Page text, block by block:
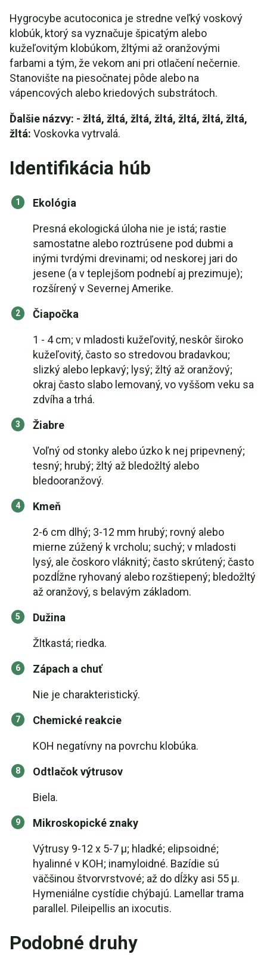
Hygrocybe acutoconica je stredne veľký voskový
klobúk, ktorý sa vyznačuje špicatým alebo
kužeľovitým klobúkom, žltými až oranžovými
farbami a tým, že vekom ani pri otlačení nečernie.
Stanovište na piesočnatej pôde alebo na
vápencových alebo kriedových substrátoch.
Ďalšie názvy: - žltá, žltá, žltá, žltá, žltá, žltá, žltá,
žltá: Voskovka vytrvalá.
Identifikácia húb
Ekológia
Presná ekologická úloha nie je istá; rastie
samostatne alebo roztrúsene pod dubmi a
inými tvrdými drevinami; od neskorej jari do
jesene (a v teplejšom podnebí aj prezimuje);
rozšírený v Severnej Amerike.
Čiapočka
1 - 4 cm; v mladosti kužeľovitý, neskôr široko
kužeľovitý, často so stredovou bradavkou;
slizký alebo lepkavý; lysý; žltý až oranžový;
okraj často slabo lemovaný, vo vyššom veku sa
zdvíha a trhá.
Žiabre
Voľný od stonky alebo úzko k nej pripevnený;
tesný; hrubý; žltý až bledožltý alebo
bledooranžový.
Kmeň
2-6 cm dlhý; 3-12 mm hrubý; rovný alebo
mierne zúžený k vrcholu; suchý; v mladosti
lysý, ale čoskoro vláknitý; často skrútený; často
pozdĺžne ryhovaný alebo rozštiepený; bledožltý
až oranžový, s belavým základom.
Dužina
Žltkastá; riedka.
Zápach a chuť
Nie je charakteristický.
Chemické reakcie
KOH negatívny na povrchu klobúka.
Odtlačok výtrusov
Biela.
Mikroskopické znaky
Výtrusy 9-12 x 5-7 µ; hladké; elipsoidné;
hyalinné v KOH; inamyloidné. Bazídie sú
väčšinou štvorvrstvové; až do dĺžky asi 55 µ.
Hymeniálne cystídie chýbajú. Lamellar trama
parallel. Pileipellis an ixocutis.
Podobné druhy